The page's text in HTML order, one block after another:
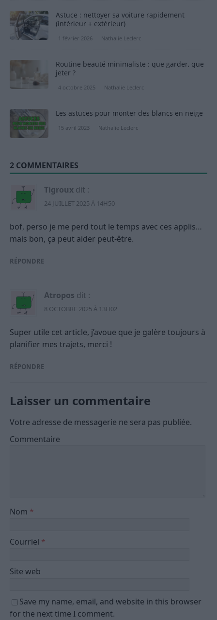
Astuce : nettoyer sa voiture rapidement
(intérieur + extérieur)
1 février 2026 Nathalie Leclerc
Routine beauté minimaliste : que garder, que
jeter ?
4 octobre 2025 Nathalie Leclerc
Les astuces pour monter des blancs en neige
15 avril 2023 Nathalie Leclerc
2 COMMENTAIRES
Tigroux dit :
24 JUILLET 2025 À 14H50
bof, perso je me perd tout le temps avec ces applis…
mais bon, ça peut aider peut-être.
RÉPONDRE
Atropos dit :
8 OCTOBRE 2025 À 13H02
Super utile cet article, j’avoue que je galère toujours à
planifier mes trajets, merci !
RÉPONDRE
Laisser un commentaire
Votre adresse de messagerie ne sera pas publiée.
Commentaire
Nom *
Courriel *
Site web
Save my name, email, and website in this browser
for the next time I comment.